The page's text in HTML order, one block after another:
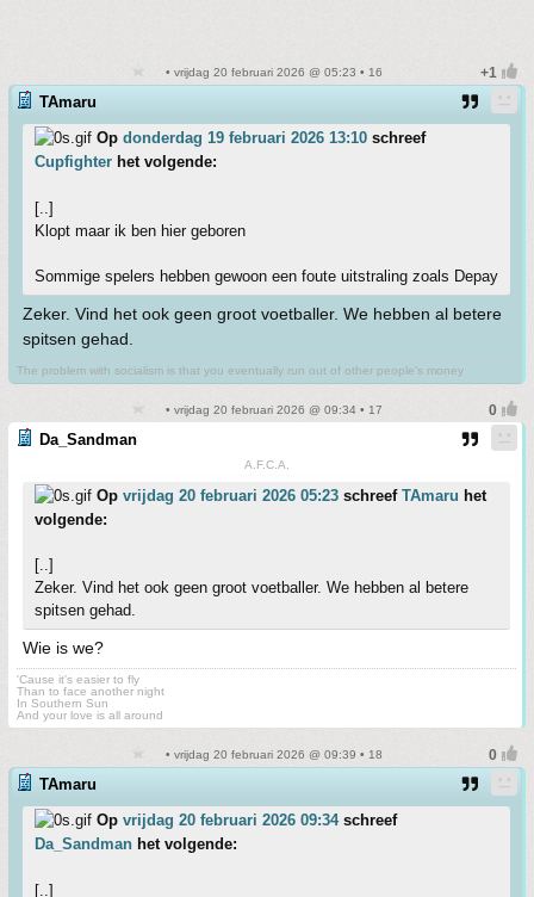
• vrijdag 20 februari 2026 @ 05:23 • 16
TAmaru
Op donderdag 19 februari 2026 13:10 schreef
Cupfighter het volgende:
[..]
Klopt maar ik ben hier geboren
Sommige spelers hebben gewoon een foute uitstraling zoals Depay
Zeker. Vind het ook geen groot voetballer. We hebben al betere
spitsen gehad.
The problem with socialism is that you eventually run out of other people's money
• vrijdag 20 februari 2026 @ 09:34 • 17
Da_Sandman
A.F.C.A.
Op vrijdag 20 februari 2026 05:23 schreef TAmaru het
volgende:
[..]
Zeker. Vind het ook geen groot voetballer. We hebben al betere
spitsen gehad.
Wie is we?
'Cause it's easier to fly
Than to face another night
In Southern Sun
And your love is all around
• vrijdag 20 februari 2026 @ 09:39 • 18
TAmaru
Op vrijdag 20 februari 2026 09:34schreef
Da_Sandman het volgende:
[..]